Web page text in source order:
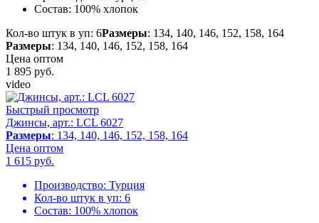
Состав: 100% хлопок
Кол-во штук в уп: 6Размеры: 134, 140, 146, 152, 158, 164
Размеры: 134, 140, 146, 152, 158, 164
Цена оптом
1 895 руб.
video
Быстрый просмотр
Джинсы, арт.: LCL 6027
Размеры: 134, 140, 146, 152, 158, 164
Цена оптом
1 615 руб.
Производство: Турция
Кол-во штук в уп: 6
Состав: 100% хлопок